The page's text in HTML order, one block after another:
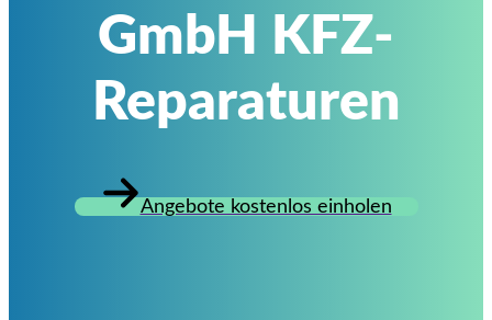
GmbH KFZ-
Reparaturen
Angebote kostenlos einholen